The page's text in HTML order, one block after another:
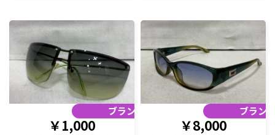
ブランド品
￥1,000
ブラン
￥8,000